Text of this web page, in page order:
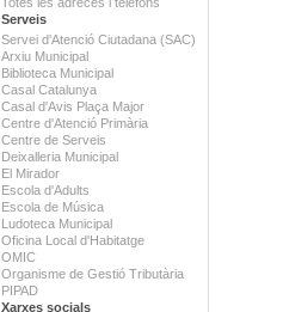
Serveis
Servei d'Atenció Ciutadana (SAC)
Arxiu Municipal
Biblioteca Municipal
Casal Catalunya
Casal d'Avis Plaça Major
Centre d'Atenció Primària
Centre de Serveis
Deixalleria Municipal
El Mirador
Escola d'Adults
Escola de Música
Ludoteca Municipal
Oficina Local d'Habitatge
OMIC
Organisme de Gestió Tributària
PIPAD
Xarxes socials